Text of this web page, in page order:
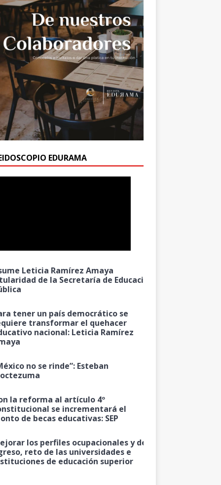
EDURAMA
Leticia Ramírez Amaya
de la Secretaría de Educación
tener un país democrático se
transformar el quehacer
nacional: Leticia Ramírez
no se rinde”: Esteban
la reforma al artículo 4º
se incrementará el
de becas educativas: SEP
los perfiles ocupacionales y de
reto de las universidades e
de educación superior